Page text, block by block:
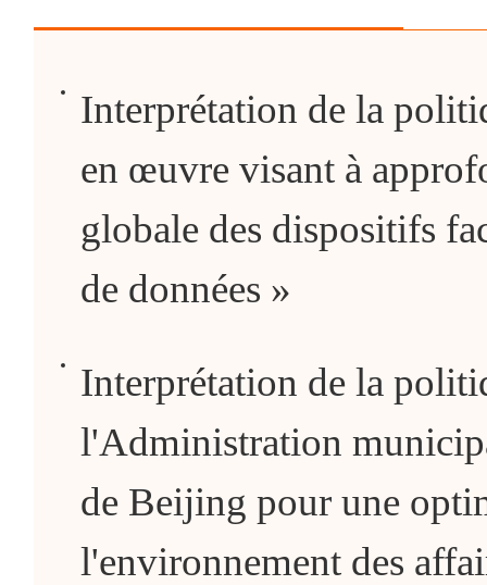
Interprétation de la
en œuvre visant à
globale des dispositifs
de données »
Interprétation de la
l'Administration
de Beijing pour une
l'environnement des